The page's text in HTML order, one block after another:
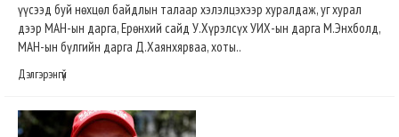
үүсээд буй нөхцөл байдлын талаар хэлэлцэхээр хуралдаж, уг хурал
дээр МАН-ын дарга, Ерөнхий сайд У.Хүрэлсүх УИХ-ын дарга М.Энхболд,
МАН-ын бүлгийн дарга Д.Хаянхярваа, хоты..
Дэлгэрэнгүй